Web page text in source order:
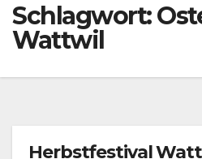
Schlagwort:
Wattwil
Herbstfestival